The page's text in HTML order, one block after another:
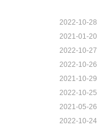
2022-10-28
2021-01-20
2022-10-27
2022-10-26
2021-10-29
2022-10-25
2021-05-26
2022-10-24